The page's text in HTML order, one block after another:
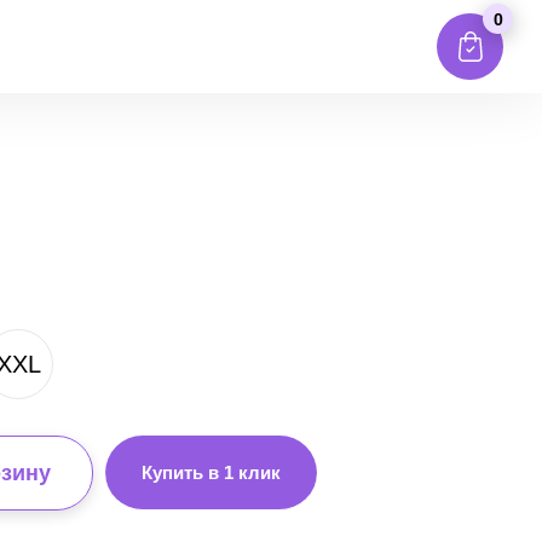
0
Купить в 1 клик